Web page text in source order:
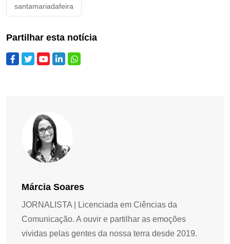
santamariadafeira
Partilhar esta notícia
Márcia Soares
JORNALISTA | Licenciada em Ciências da
Comunicação. A ouvir e partilhar as emoções
vividas pelas gentes da nossa terra desde 2019.